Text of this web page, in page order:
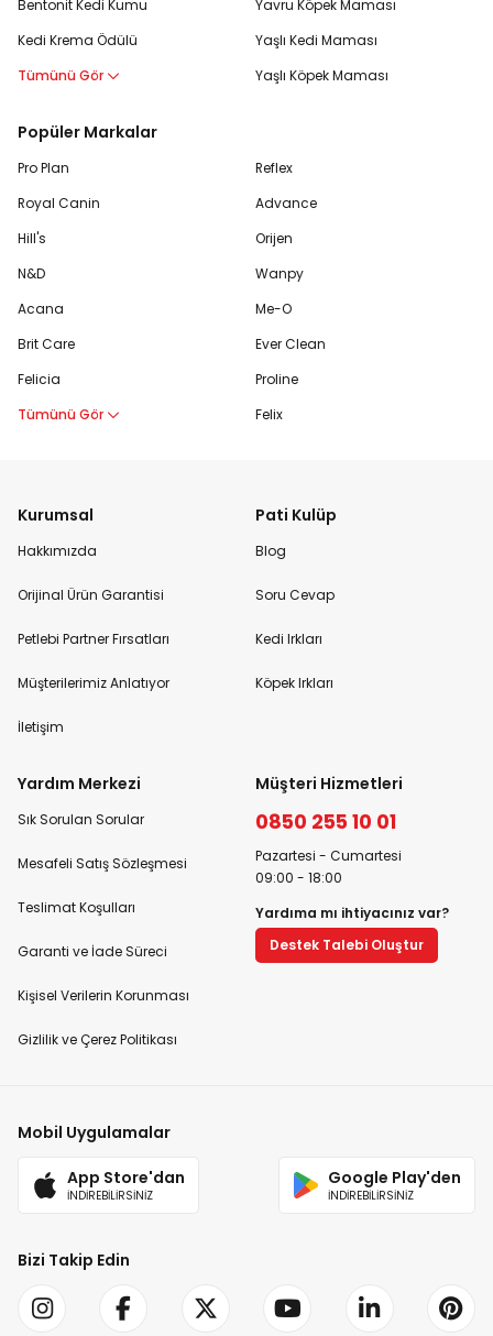
Bentonit Kedi Kumu
Kedi Krema Ödülü
Tümünü Gör
Yavru Köpek Maması
Yaşlı Kedi Maması
Yaşlı Köpek Maması
Popüler Markalar
Pro Plan
Royal Canin
Hill's
N&D
Acana
Brit Care
Felicia
Tümünü Gör
Reflex
Advance
Orijen
Wanpy
Me-O
Ever Clean
Proline
Felix
Kurumsal
Hakkımızda
Orijinal Ürün Garantisi
Petlebi Partner Fırsatları
Müşterilerimiz Anlatıyor
İletişim
Pati Kulüp
Blog
Soru Cevap
Kedi Irkları
Köpek Irkları
Yardım Merkezi
Sık Sorulan Sorular
Mesafeli Satış Sözleşmesi
Teslimat Koşulları
Garanti ve İade Süreci
Kişisel Verilerin Korunması
Gizlilik ve Çerez Politikası
Müşteri Hizmetleri
0850 255 10 01
Pazartesi - Cumartesi
09:00 - 18:00
Yardıma mı ihtiyacınız var?
Destek Talebi Oluştur
Mobil Uygulamalar
App Store'dan
İNDİREBİLİRSİNİZ
Google Play'den
İNDİREBİLİRSİNİZ
Bizi Takip Edin